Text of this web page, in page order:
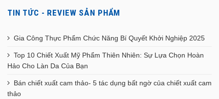
TIN TỨC - REVIEW SẢN PHẨM
Gia Công Thực Phẩm Chức Năng Bí Quyết Khởi Nghiệp 2025
Top 10 Chiết Xuất Mỹ Phẩm Thiên Nhiên: Sự Lựa Chọn Hoàn
Hảo Cho Làn Da Của Bạn
Bán chiết xuất cam thảo- 5 tác dụng bất ngờ của chiết xuất cam
thảo